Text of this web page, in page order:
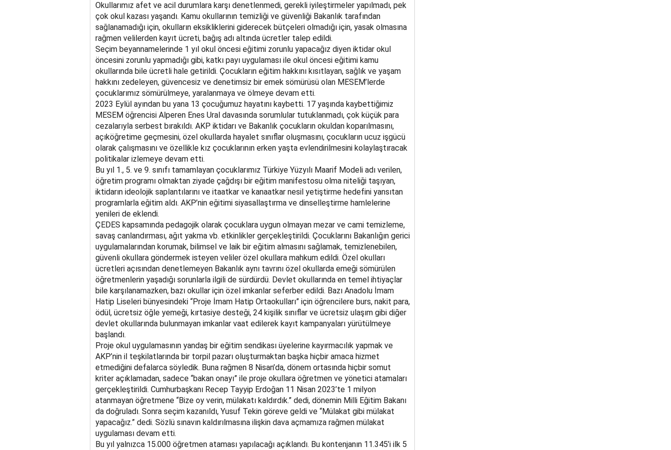
Okullarımız afet ve acil durumlara karşı denetlenmedi, gerekli iyileştirmeler yapılmadı, pek
çok okul kazası yaşandı. Kamu okullarının temizliği ve güvenliği Bakanlık tarafından
sağlanamadığı için, okulların eksikliklerini giderecek bütçeleri olmadığı için, yasak olmasına
rağmen velilerden kayıt ücreti, bağış adı altında ücretler talep edildi.
Seçim beyannamelerinde 1 yıl okul öncesi eğitimi zorunlu yapacağız diyen iktidar okul
öncesini zorunlu yapmadığı gibi, katkı payı uygulaması ile okul öncesi eğitimi kamu
okullarında bile ücretli hale getirildi. Çocukların eğitim hakkını kısıtlayan, sağlık ve yaşam
hakkını zedeleyen, güvencesiz ve denetimsiz bir emek sömürüsü olan MESEM’lerde
çocuklarımız sömürülmeye, yaralanmaya ve ölmeye devam etti.
2023 Eylül ayından bu yana 13 çocuğumuz hayatını kaybetti. 17 yaşında kaybettiğimiz
MESEM öğrencisi Alperen Enes Ural davasında sorumlular tutuklanmadı, çok küçük para
cezalarıyla serbest bırakıldı. AKP iktidarı ve Bakanlık çocukların okuldan koparılmasını,
açıköğretime geçmesini, özel okullarda hayalet sınıflar oluşmasını, çocukların ucuz işgücü
olarak çalışmasını ve özellikle kız çocuklarının erken yaşta evlendirilmesini kolaylaştıracak
politikalar izlemeye devam etti.
Bu yıl 1., 5. ve 9. sınıfı tamamlayan çocuklarımız Türkiye Yüzyılı Maarif Modeli adı verilen,
öğretim programı olmaktan ziyade çağdışı bir eğitim manifestosu olma niteliği taşıyan,
iktidarın ideolojik saplantılarını ve itaatkar ve kanaatkar nesil yetiştirme hedefini yansıtan
programlarla eğitim aldı. AKP’nin eğitimi siyasallaştırma ve dinselleştirme hamlelerine
yenileri de eklendi.
ÇEDES kapsamında pedagojik olarak çocuklara uygun olmayan mezar ve cami temizleme,
savaş canlandırması, ağıt yakma vb. etkinlikler gerçekleştirildi. Çocuklarını Bakanlığın gerici
uygulamalarından korumak, bilimsel ve laik bir eğitim almasını sağlamak, temizlenebilen,
güvenli okullara göndermek isteyen veliler özel okullara mahkum edildi. Özel okulları
ücretleri açısından denetlemeyen Bakanlık aynı tavrını özel okullarda emeği sömürülen
öğretmenlerin yaşadığı sorunlarla ilgili de sürdürdü. Devlet okullarında en temel ihtiyaçlar
bile karşılanamazken, bazı okullar için özel imkanlar seferber edildi. Bazı Anadolu İmam
Hatip Liseleri bünyesindeki “Proje İmam Hatip Ortaokulları” için öğrencilere burs, nakit para,
ödül, ücretsiz öğle yemeği, kırtasiye desteği, 24 kişilik sınıflar ve ücretsiz ulaşım gibi diğer
devlet okullarında bulunmayan imkanlar vaat edilerek kayıt kampanyaları yürütülmeye
başlandı.
Proje okul uygulamasının yandaş bir eğitim sendikası üyelerine kayırmacılık yapmak ve
AKP’nin il teşkilatlarında bir torpil pazarı oluşturmaktan başka hiçbir amaca hizmet
etmediğini defalarca söyledik. Buna rağmen 8 Nisan’da, dönem ortasında hiçbir somut
kriter açıklamadan, sadece “bakan onayı” ile proje okullara öğretmen ve yönetici atamaları
gerçekleştirildi. Cumhurbaşkanı Recep Tayyip Erdoğan 11 Nisan 2023’te 1 milyon
atanmayan öğretmene “Bize oy verin, mülakatı kaldırdık.” dedi, dönemin Milli Eğitim Bakanı
da doğruladı. Sonra seçim kazanıldı, Yusuf Tekin göreve geldi ve “Mülakat gibi mülakat
yapacağız.” dedi. Sözlü sınavın kaldırılmasına ilişkin dava açmamıza rağmen mülakat
uygulaması devam etti.
Bu yıl yalnızca 15.000 öğretmen ataması yapılacağı açıklandı. Bu kontenjanın 11.345’i ilk 5